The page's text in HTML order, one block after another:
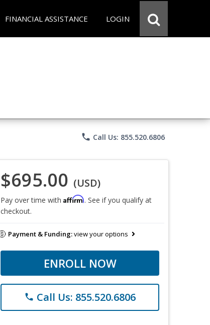
FINANCIAL ASSISTANCE LOGIN
phone Call Us: 855.520.6806
$695.00 (USD)
Pay over time with Affirm. See if you qualify at
checkout.
Payment & Funding:view your options
ENROLL NOW
phone Call Us: 855.520.6806